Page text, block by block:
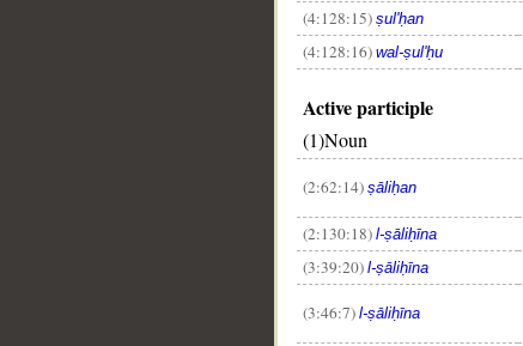
(4:128:15) ṣul'ḥan
(4:128:16) wal-ṣul'ḥu
Active participle
(1)Noun
(2:62:14) ṣāliḥan
(2:130:18) l-ṣāliḥīna
(3:39:20) l-ṣāliḥīna
(3:46:7) l-ṣāliḥīna